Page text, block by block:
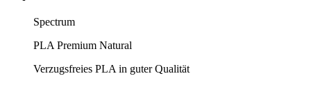
Spectrum
PLA Premium Natural
Verzugsfreies PLA in guter Qualität